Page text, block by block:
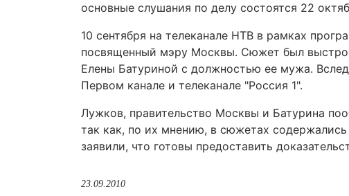
основные слушания по делу состоятся 22
10 сентября на телеканале НТВ в рамках
посвященный мэру Москвы. Сюжет был
Елены Батуриной с должностью ее мужа.
Первом канале и телеканале "Россия 1".
Лужков, правительство Москвы и Батурина
так как, по их мнению, в сюжетах
заявили, что готовы предоставить
23.09.2010